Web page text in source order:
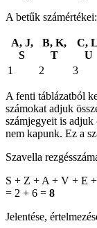
A betűk számértékei:
A, J,
S
B, K,
T
C,
U
1
2 3
A fenti táblázatból
számokat adjuk
számjegyeit is adjuk
nem kapunk. Ez a
Szavella
S + Z + A + V + E
= 2 + 6 = 8
Jelentése,